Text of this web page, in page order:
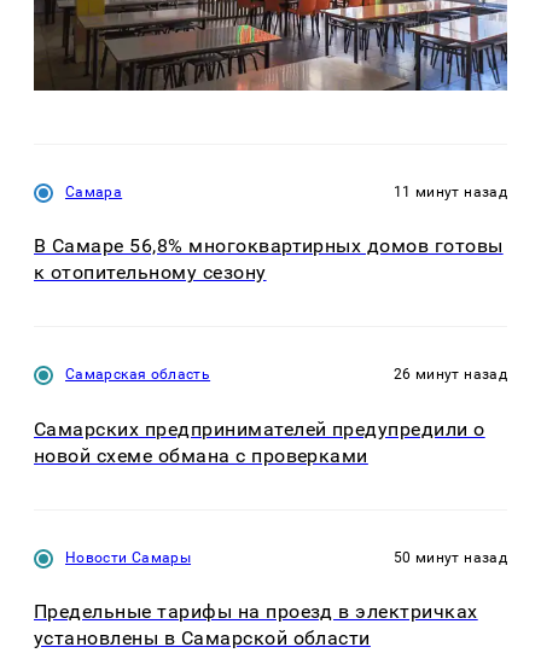
Самара 11 минут назад
В Самаре 56,8% многоквартирных домов готовы
к отопительному сезону
Самарская область 26 минут назад
Самарских предпринимателей предупредили о
новой схеме обмана с проверками
Новости Самары 50 минут назад
Предельные тарифы на проезд в электричках
установлены в Самарской области